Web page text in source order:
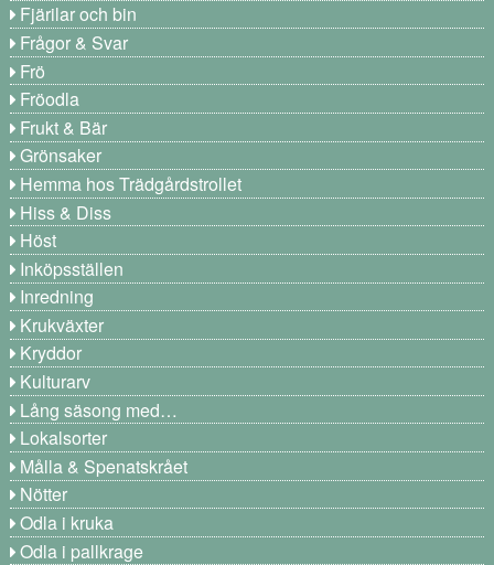
Fjärilar och bin
Frågor & Svar
Frö
Fröodla
Frukt & Bär
Grönsaker
Hemma hos Trädgårdstrollet
Hiss & Diss
Höst
Inköpsställen
Inredning
Krukväxter
Kryddor
Kulturarv
Lång säsong med…
Lokalsorter
Målla & Spenatskrået
Nötter
Odla i kruka
Odla i pallkrage